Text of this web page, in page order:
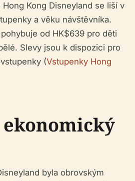
Kong Disneyland se liší v
a věku návštěvníka.
od HK$639 pro děti
Slevy jsou k dispozici pro
(Vstupenky Hong
ekonomický
byla obrovským